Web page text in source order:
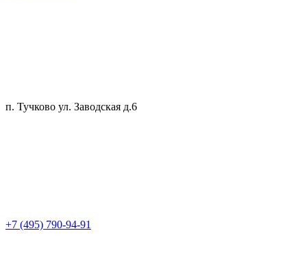
п. Тучково ул. Заводская д.6
+7 (495) 790-94-91